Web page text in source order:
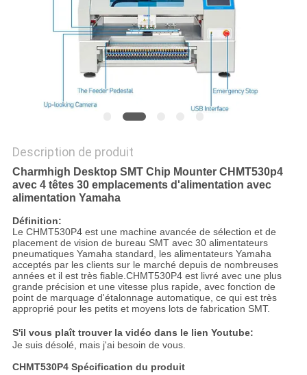
POLITIQUE
CONFIDENTIALITÉ
Description de produit
Charmhigh Desktop SMT Chip Mounter CHMT530p4
avec 4 têtes 30 emplacements d'alimentation avec
alimentation Yamaha
Définition:
Le CHMT530P4 est une machine avancée de sélection et de
placement de vision de bureau SMT avec 30 alimentateurs
pneumatiques Yamaha standard, les alimentateurs Yamaha
acceptés par les clients sur le marché depuis de nombreuses
années et il est très fiable.CHMT530P4 est livré avec une plus
grande précision et une vitesse plus rapide, avec fonction de
point de marquage d'étalonnage automatique, ce qui est très
approprié pour les petits et moyens lots de fabrication SMT.
S'il vous plaît trouver la vidéo dans le lien Youtube:
Je suis désolé, mais j'ai besoin de vous.
CHMT530P4 Spécification du produit